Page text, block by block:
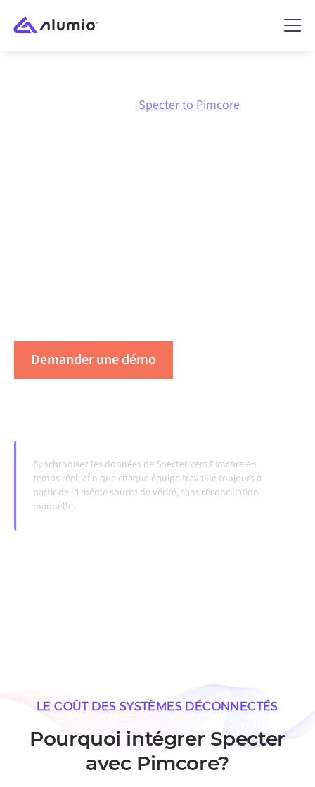
Specter to Pimcore
Demander une démo
Synchronisez les données de Specter vers Pimcore en
temps réel, afin que chaque équipe travaille toujours à
partir de la même source de vérité, sans réconciliation
manuelle.
LE COÛT DES SYSTÈMES DÉCONNECTÉS
Pourquoi intégrer Specter
avec Pimcore?